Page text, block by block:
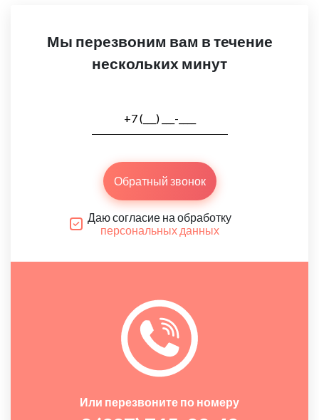
Мы перезвоним вам в течение
нескольких минут
Обратный звонок
Даю согласие на обработку
персональных данных
Или перезвоните по номеру